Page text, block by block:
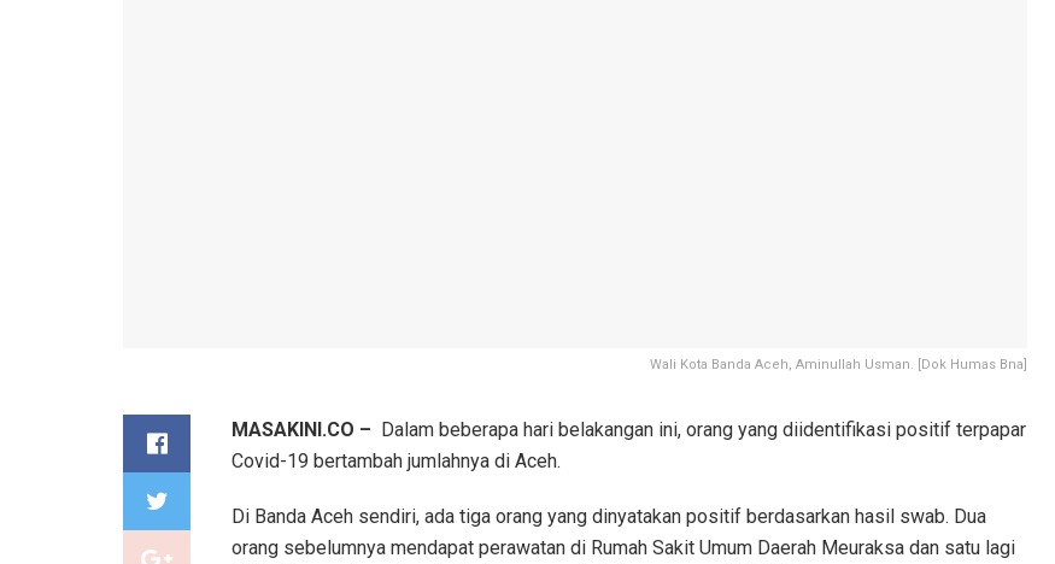
Wali Kota Banda Aceh, Aminullah Usman. [Dok Humas Bna]
MASAKINI.CO – Dalam beberapa hari belakangan ini, orang yang diidentifikasi positif terpapar
Covid-19 bertambah jumlahnya di Aceh.
Di Banda Aceh sendiri, ada tiga orang yang dinyatakan positif berdasarkan hasil swab. Dua
orang sebelumnya mendapat perawatan di Rumah Sakit Umum Daerah Meuraksa dan satu lagi